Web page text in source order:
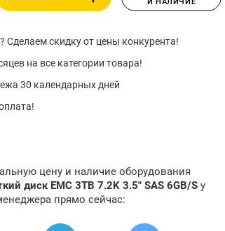
Сделаем скидку от цены конкурента!
на все категории товара!
30 календарных дней
цену и наличие оборудования
диск EMC 3TB 7.2K 3.5" SAS 6GB/S у
прямо сейчас: